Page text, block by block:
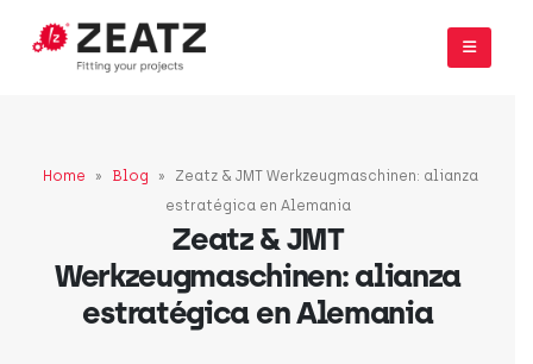
Home » Blog »
Zeatz & JMT Werkzeugmaschinen: alianza
estratégica en Alemania
Zeatz & JMT
Werkzeugmaschinen: alianza
estratégica en Alemania